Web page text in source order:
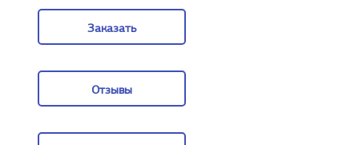
Заказать
Отзывы